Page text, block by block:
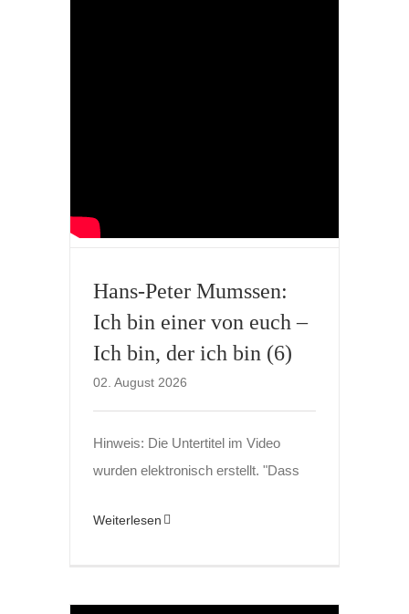
Hans-Peter Mumssen:
Ich bin einer von euch –
Ich bin, der ich bin (6)
02. August 2026
Hinweis: Die Untertitel im Video
wurden elektronisch erstellt. "Dass
Weiterlesen